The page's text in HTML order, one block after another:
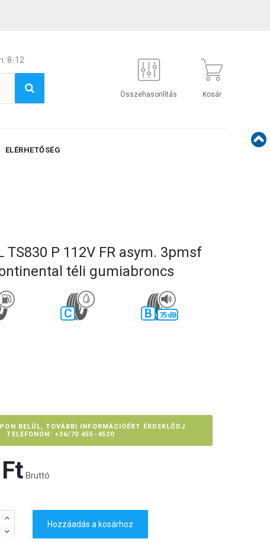
8-12
Összehasonlítás Kosár
ELÉRHETŐSÉG
TS830 P 112V FR asym. 3pmsf
téli gumiabroncs
C B 75 dB
BELÜL, TOVÁBBI INFORMÁCIÓÉRT ÉRDEKLŐDJ
TELEFONON: +36/70 455-4520
Bruttó
Hozzáadás a kosárhoz